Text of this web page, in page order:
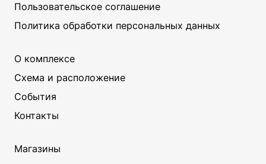
Пользовательское соглашение
Политика обработки персональных данных
О комплексе
Схема и расположение
События
Контакты
Магазины